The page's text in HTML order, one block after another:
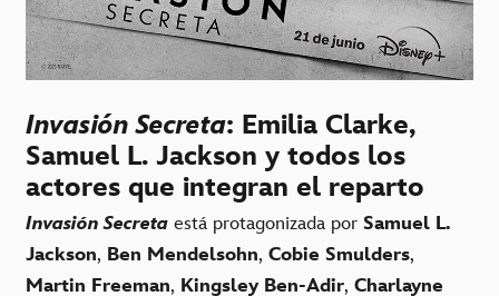
Invasión Secreta: Emilia Clarke,
Samuel L. Jackson y todos los
actores que integran el reparto
Invasión Secreta está protagonizada por Samuel L.
Jackson, Ben Mendelsohn, Cobie Smulders,
Martin Freeman, Kingsley Ben-Adir, Charlayne